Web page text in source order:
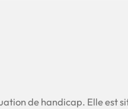
de handicap. Elle est